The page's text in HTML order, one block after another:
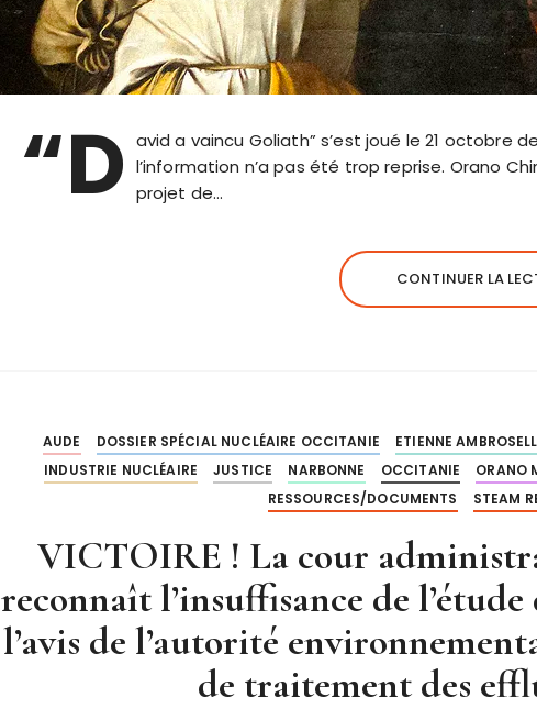
“D avid a vaincu Goliath” s’est joué le 21 octobre
l’information n’a pas été trop reprise. Orano
projet de…
CONTINUER LA
AUDE DOSSIER SPÉCIAL NUCLÉAIRE OCCITANIE ETIENNE
INDUSTRIE NUCLÉAIRE
JUSTICE NARBONNE OCCITANIE ORANO
RESSOURCES/DOCUMENTS
STEAM
VICTOIRE ! La cour
reconnaît l’insuffisance de
l’avis de l’autorité
de traitement des